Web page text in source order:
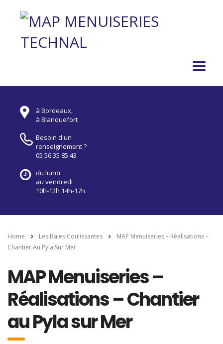
à Bordeaux,
à Blanquefort
Besoin d'un
renseignement ?
05 56 35 85 43
du lundi
au vendredi
10h-12h 14h-17h
Home Les Baies Coulissantes
MAP Menuiseries – Réalisations –
Chantier Au Pyla Sur Mer
MAP Menuiseries –
Réalisations – Chantier
au Pyla sur Mer